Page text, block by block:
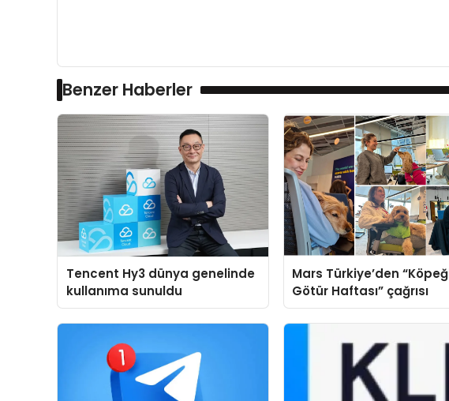
Benzer Haberler
Tencent Hy3 dünya genelinde
kullanıma sunuldu
Mars Türkiye’den
Götür Haftası” çağrısı